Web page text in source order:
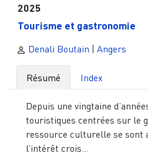
2025
Tourisme et gastronomie
Denali Boutain | Angers
Résumé Index
Depuis une vingtaine
touristiques centrées sur le
ressource culturelle se sont
l’intérêt crois...